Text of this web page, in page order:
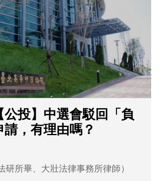
公投】中選會駁回「負
，有理由嗎？
研所畢、大壯法律事務所律師）